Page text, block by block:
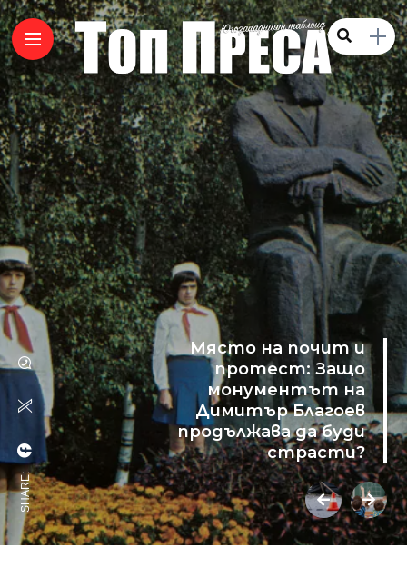
Място на почит и
протест: Защо
монументът на
Димитър Благоев
продължава да буди
страсти?
SHARE: